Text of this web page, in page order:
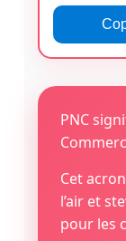
PNC
Cet
l’air et
pour les